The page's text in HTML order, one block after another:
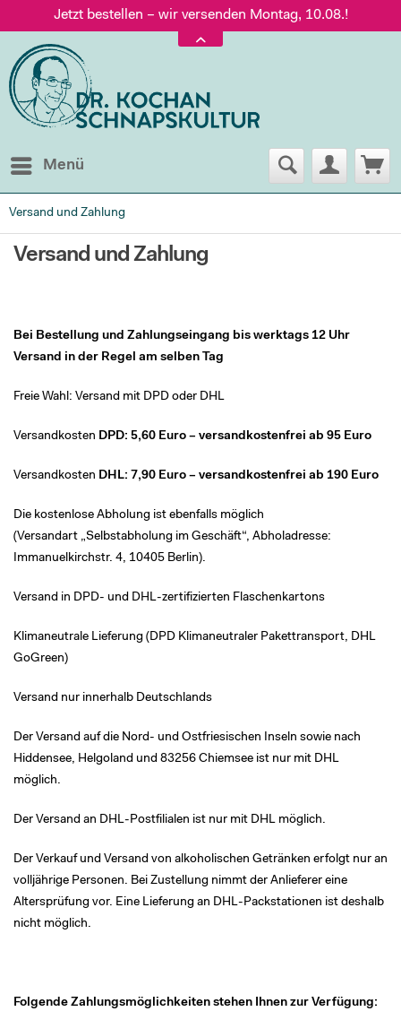
Jetzt bestellen – wir versenden Montag, 10.08.!
Versand nur 5,60 €, gratis ab 95 € Warenwert
Jetzt bestellen – wir versenden Montag, 10.08.!
Menü
Versand und Zahlung
Versand und Zahlung
Bei Bestellung und Zahlungseingang bis werktags 12 Uhr
Versand in der Regel am selben Tag
Freie Wahl: Versand mit DPD oder DHL
Versandkosten DPD: 5,60 Euro – versandkostenfrei ab 95 Euro
Versandkosten DHL: 7,90 Euro – versandkostenfrei ab 190 Euro
Die kostenlose Abholung ist ebenfalls möglich
(Versandart „Selbstabholung im Geschäft“, Abholadresse:
Immanuelkirchstr. 4, 10405 Berlin).
Versand in DPD- und DHL-zertifizierten Flaschenkartons
Klimaneutrale Lieferung (DPD Klimaneutraler Pakettransport, DHL
GoGreen)
Versand nur innerhalb Deutschlands
Der Versand auf die Nord- und Ostfriesischen Inseln sowie nach
Hiddensee, Helgoland und 83256 Chiemsee ist nur mit DHL
möglich.
Der Versand an DHL-Postfilialen ist nur mit DHL möglich.
Der Verkauf und Versand von alkoholischen Getränken erfolgt nur an
volljährige Personen. Bei Zustellung nimmt der Anlieferer eine
Altersprüfung vor. Eine Lieferung an DHL-Packstationen ist deshalb
nicht möglich.
Folgende Zahlungsmöglichkeiten stehen Ihnen zur Verfügung: